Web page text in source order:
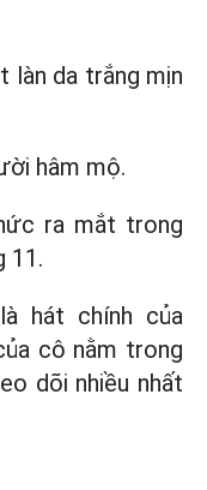
làn da trắng mịn
hâm mộ.
ra mắt trong
11.
hát chính của
cô nằm trong
dõi nhiều nhất